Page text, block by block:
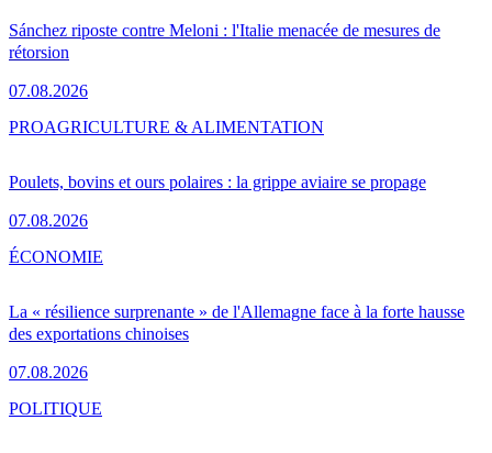
Sánchez riposte contre Meloni : l'Italie menacée de mesures de
rétorsion
07.08.2026
Poulets, bovins et ours polaires : la grippe aviaire se propage
07.08.2026
PROAGRICULTURE & ALIMENTATION
La « résilience surprenante » de l'Allemagne face à la forte hausse
des exportations chinoises
07.08.2026
ÉCONOMIE
POLITIQUE